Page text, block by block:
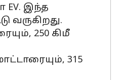
EV. இந்த
வருகிறது.
250 கிமீ
315